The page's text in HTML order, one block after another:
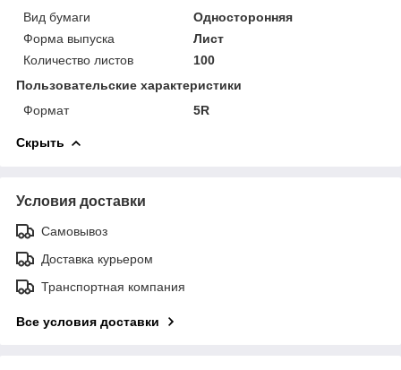
Вид бумаги
Односторонняя
Форма выпуска
Лист
Количество листов
100
Пользовательские характеристики
Формат
5R
Скрыть
Условия доставки
Самовывоз
Доставка курьером
Транспортная компания
Все условия доставки